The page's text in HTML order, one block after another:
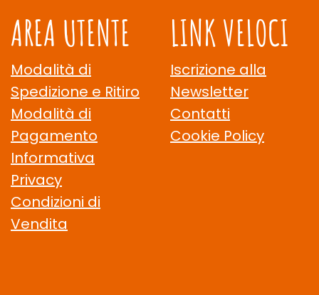
AREA UTENTE
Modalità di
Spedizione e Ritiro
Modalità di
Pagamento
Informativa
Privacy
Condizioni di
Vendita
LINK VELOCI
Iscrizione alla
Newsletter
Contatti
Cookie Policy